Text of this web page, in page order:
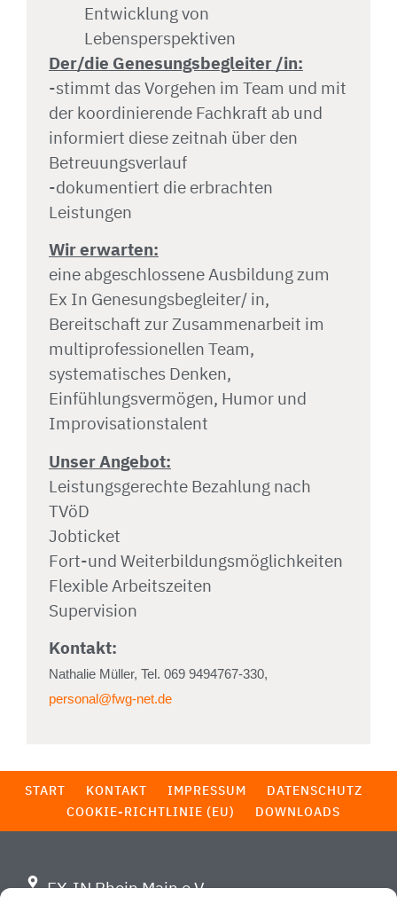
Entwicklung von
Lebensperspektiven
Der/die Genesungsbegleiter /in:
-stimmt das Vorgehen im Team und mit
der koordinierende Fachkraft ab und
informiert diese zeitnah über den
Betreuungsverlauf
-dokumentiert die erbrachten
Leistungen
Wir erwarten:
eine abgeschlossene Ausbildung zum
Ex In Genesungsbegleiter/ in,
Bereitschaft zur Zusammenarbeit im
multiprofessionellen Team,
systematisches Denken,
Einfühlungsvermögen, Humor und
Improvisationstalent
Unser Angebot:
Leistungsgerechte Bezahlung nach
TVöD
Jobticket
Fort-und Weiterbildungsmöglichkeiten
Flexible Arbeitszeiten
Supervision
Kontakt:
Nathalie Müller, Tel. 069 9494767-330,
personal@fwg-net.de
START KONTAKT IMPRESSUM
DATENSCHUTZ
COOKIE-RICHTLINIE (EU)
DOWNLOADS
EX-IN Rhein Main e.V.